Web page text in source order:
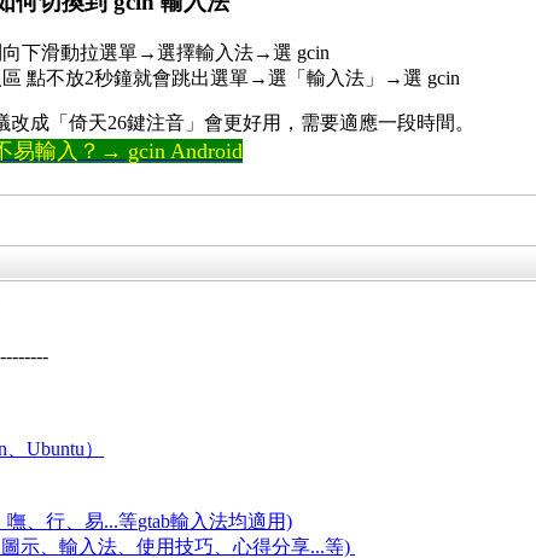
向下滑動拉選單→選擇輸入法→選 gcin
點不放2秒鐘就會跳出選單→選「輸入法」→選 gcin
成「倚天26鍵注音」會更好用，需要適應一段時間。
易輸入？→ gcin Android
Ubuntu）
嘸、行、易...等gtab輸入法均適用)
示、輸入法、使用技巧、心得分享...等)